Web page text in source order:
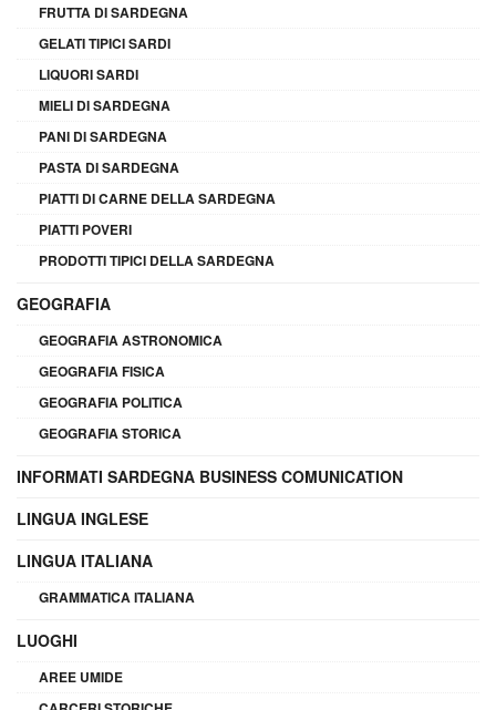
FRUTTA DI SARDEGNA
GELATI TIPICI SARDI
LIQUORI SARDI
MIELI DI SARDEGNA
PANI DI SARDEGNA
PASTA DI SARDEGNA
PIATTI DI CARNE DELLA SARDEGNA
PIATTI POVERI
PRODOTTI TIPICI DELLA SARDEGNA
GEOGRAFIA
GEOGRAFIA ASTRONOMICA
GEOGRAFIA FISICA
GEOGRAFIA POLITICA
GEOGRAFIA STORICA
INFORMATI SARDEGNA BUSINESS COMUNICATION
LINGUA INGLESE
LINGUA ITALIANA
GRAMMATICA ITALIANA
LUOGHI
AREE UMIDE